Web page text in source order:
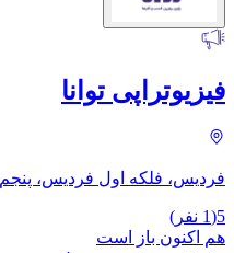
فیزیوتراپی توانا
فردیس، فلکه اول فردیس، پنجم
5
(
1 نفر)
هم اکنون باز است